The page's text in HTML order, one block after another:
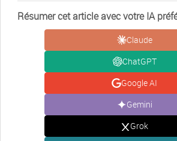
Résumer cet article avec votre IA
Claude
ChatGPT
Google AI
Gemini
Grok